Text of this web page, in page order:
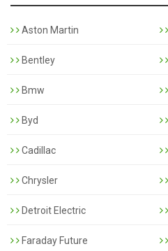
Aston Martin
Bentley
Bmw
Byd
Cadillac
Chrysler
Detroit Electric
Faraday Future